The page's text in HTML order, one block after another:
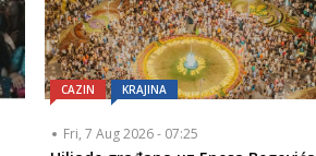
CAZIN KRAJINA
Fri, 7 Aug 2026 - 07:25